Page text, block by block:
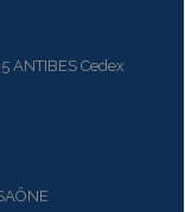
Cedex